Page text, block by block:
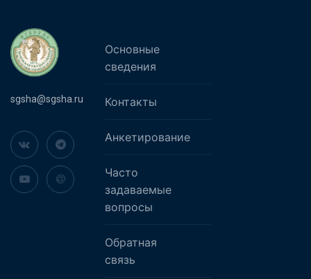
sgsha@sgsha.ru
Основные
сведения
Контакты
Анкетирование
Часто
задаваемые
вопросы
Обратная
связь